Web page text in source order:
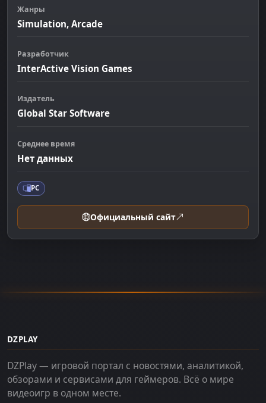
Жанры
Simulation, Arcade
Разработчик
InterActive Vision Games
Издатель
Global Star Software
Среднее время
Нет данных
PC
Официальный сайт
DZPLAY
DZPlay — игровой портал с новостями, аналитикой,
обзорами и сервисами для геймеров. Всё о мире
видеоигр в одном месте.